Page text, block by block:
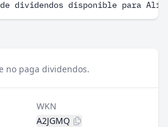
dividendos disponible para
no paga dividendos.
WKN
A2JGMQ